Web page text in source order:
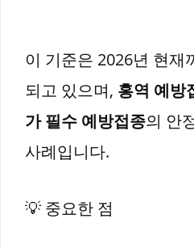
이 기준은 2026년 현재
되고 있으며, 홍역 예방
가 필수 예방접종의 안
사례입니다.
💡 중요한 점